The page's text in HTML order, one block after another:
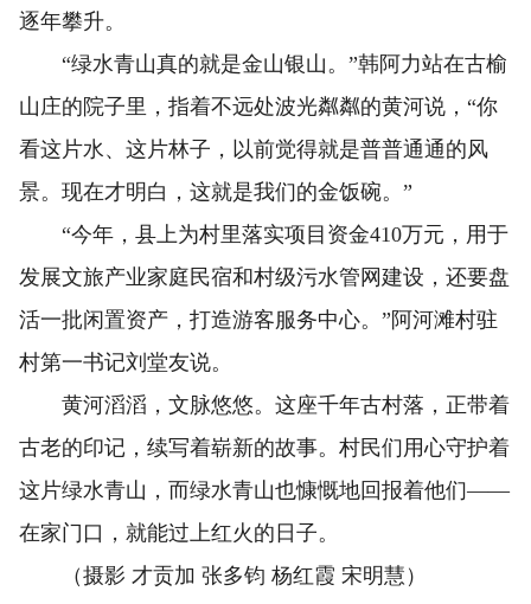
逐年攀升。
“绿水青山真的就是金山银山。”韩阿力站在古榆
山庄的院子里，指着不远处波光粼粼的黄河说，“你
看这片水、这片林子，以前觉得就是普普通通的风
景。现在才明白，这就是我们的金饭碗。”
“今年，县上为村里落实项目资金410万元，用于
发展文旅产业家庭民宿和村级污水管网建设，还要盘
活一批闲置资产，打造游客服务中心。”阿河滩村驻
村第一书记刘堂友说。
黄河滔滔，文脉悠悠。这座千年古村落，正带着
古老的印记，续写着崭新的故事。村民们用心守护着
这片绿水青山，而绿水青山也慷慨地回报着他们——
在家门口，就能过上红火的日子。
（摄影 才贡加 张多钧 杨红霞 宋明慧）